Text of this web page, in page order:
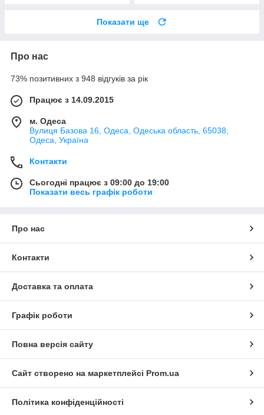
Показати ще
Про нас
73% позитивних з 948 відгуків за рік
Працює з 14.09.2015
м. Одеса
Вулиця Базова 16, Одеса, Одеська область, 65038,
Одеса, Україна
Контакти
Сьогодні працює з 09:00 до 19:00
Показати весь графік роботи
Про нас
Контакти
Доставка та оплата
Графік роботи
Повна версія сайту
Сайт створено на маркетплейсі Prom.ua
Політика конфіденційності